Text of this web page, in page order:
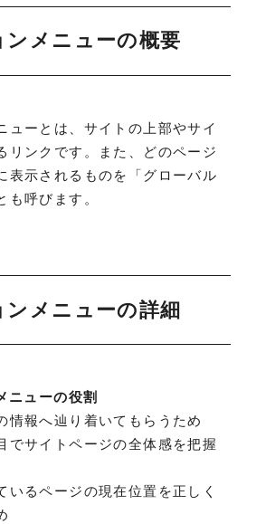
メニューの概要
ューとは、サイトの上部やサイ
リンクです。また、どのページ
表示されるものを「グローバル
も呼びます。
メニューの詳細
ニューの役割
情報へ辿り着いてもらうため
でサイトページの全体感を把握
いるページの現在位置を正しく